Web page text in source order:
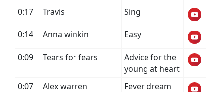
0:17
Travis Sing
0:14 Anna winkin Easy
0:09 Tears for fears
Advice for the
young at heart
0:07
Alex warren Fever dream